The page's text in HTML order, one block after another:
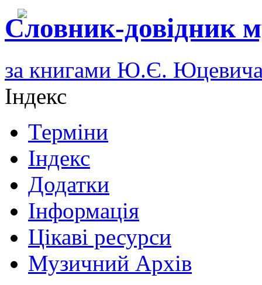
Словник-довідник
за книгами Ю.Є.
Індекс
Терміни
Індекс
Додатки
Інформація
Цікаві ресурси
Музичний Архів